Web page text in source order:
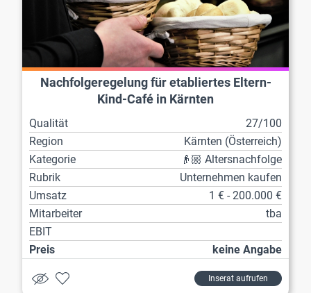
Nachfolgeregelung für etabliertes Eltern-
Kind-Café in Kärnten
Qualität
27/100
Region
Kärnten (Österreich)
Kategorie
👴🏼 Altersnachfolge
Rubrik
Unternehmen kaufen
Umsatz
1 € - 200.000 €
Mitarbeiter
tba
EBIT
Preis
keine Angabe
Inserat aufrufen